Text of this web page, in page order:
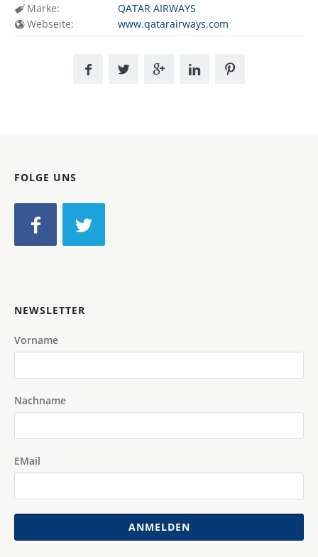
Marke:
QATAR AIRWAYS
Webseite:
www.qatarairways.com
FOLGE UNS
NEWSLETTER
Vorname
Nachname
EMail
ANMELDEN